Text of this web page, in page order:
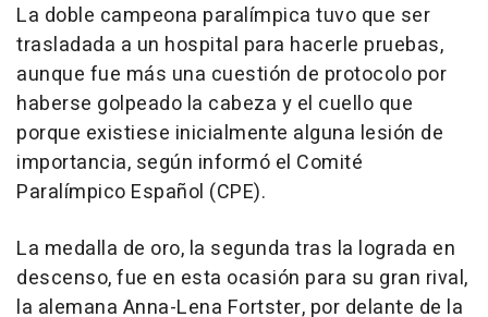
La doble campeona paralímpica tuvo que ser
trasladada a un hospital para hacerle pruebas,
aunque fue más una cuestión de protocolo por
haberse golpeado la cabeza y el cuello que
porque existiese inicialmente alguna lesión de
importancia, según informó el Comité
Paralímpico Español (CPE).
La medalla de oro, la segunda tras la lograda en
descenso, fue en esta ocasión para su gran rival,
la alemana Anna-Lena Fortster, por delante de la